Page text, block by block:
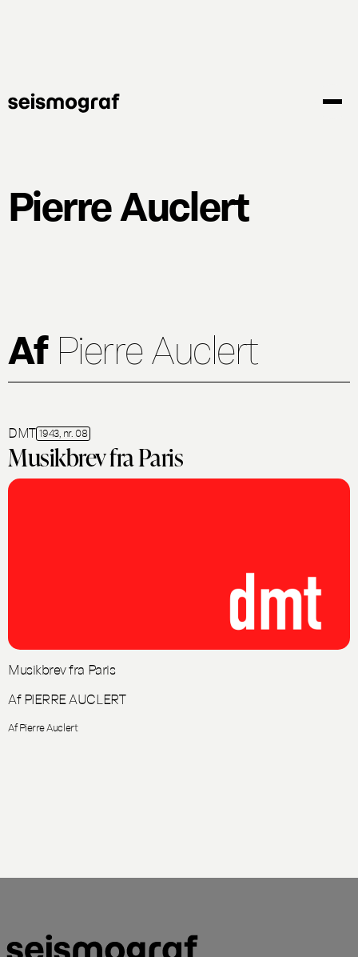
Pierre Auclert
Af Pierre Auclert
DMT 1943, nr. 08
Musikbrev fra Paris
Musikbrev fra Paris
Af PIERRE AUCLERT
Af Pierre Auclert